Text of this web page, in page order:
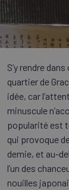
S’y rendre dans
quartier de
idée, car
minuscule
popularité est
qui provoque
demie, et au-
l’un des
nouilles